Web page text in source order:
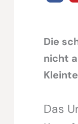
Die
nicht
Das